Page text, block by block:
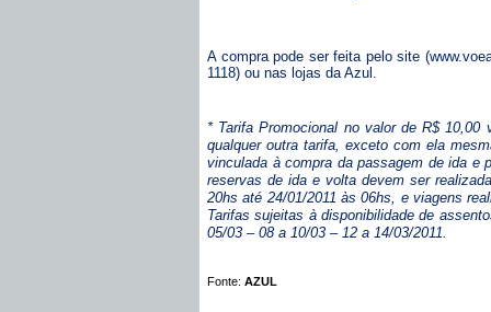
A compra pode ser feita pelo site (
1118) ou nas lojas da Azul.
* Tarifa Promocional no valor de R$
qualquer outra tarifa, exceto com ela
vinculada à compra da passagem de ida e
reservas de ida e volta devem ser
20hs até 24/01/2011 às 06hs, e viagens
Tarifas sujeitas à disponibilidade de
05/03 – 08 a 10/03 – 12 a 14/03/2011.
Fonte: AZUL